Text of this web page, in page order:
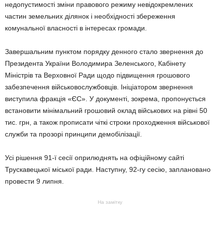
недопустимості зміни правового режиму невідокремлених
частин земельних ділянок і необхідності збереження
комунальної власності в інтересах громади.
Завершальним пунктом порядку денного стало звернення до
Президента України Володимира Зеленського, Кабінету
Міністрів та Верховної Ради щодо підвищення грошового
забезпечення військовослужбовців. Ініціатором звернення
виступила фракція «ЄС». У документі, зокрема, пропонується
встановити мінімальний грошовий оклад військових на рівні 50
тис. грн, а також прописати чіткі строки проходження військової
служби та прозорі принципи демобілізації.
Усі рішення 91-ї сесії оприлюднять на офіційному сайті
Трускавецької міської ради. Наступну, 92-гу сесію, заплановано
провести 9 липня.
На замітку